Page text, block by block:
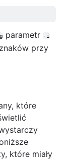
parametr -i
przy
które
które miały